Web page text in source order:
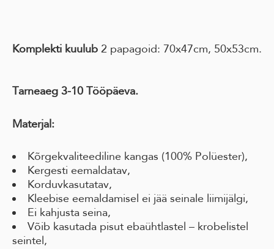
Komplekti kuulub 2 papagoid: 70x47cm, 50x53cm.
Tarneaeg 3-10 Tööpäeva.
Materjal:
Kõrgekvaliteediline kangas (100% Polüester),
Kergesti eemaldatav,
Korduvkasutatav,
Kleebise eemaldamisel ei jää seinale liimijälgi,
Ei kahjusta seina,
Võib kasutada pisut ebaühtlastel – krobelistel
seintel,